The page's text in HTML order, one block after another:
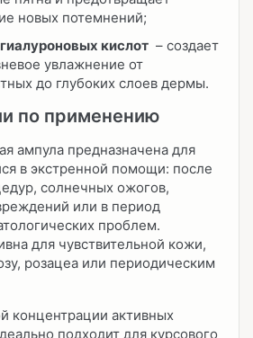
новых потемнений;
кислот – создает
увлажнение от
до глубоких слоев дермы.
по применению
ампула предназначена для
в экстренной помощи: после
солнечных ожогов,
или в период
проблем.
для чувствительной кожи,
розацеа или периодическим
концентрации активных
подходит для курсового